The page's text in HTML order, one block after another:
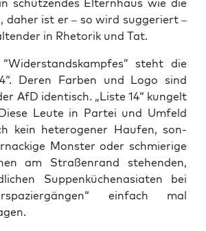
schüt­zen­des Eltern­haus wie die
daher ist er – so wird sug­ge­riert –
in Rhe­to­rik und Tat.
steht die
Deren Far­ben und Logo sind
AfD iden­tisch. „Lis­te 14“ kun­gelt
Leu­te in Par­tei und Umfeld
kein hete­ro­ge­ner Hau­fen, son­
Mons­ter oder schmie­ri­ge
am Stra­ßen­rand ste­hen­den,
Sup­pen­kü­chen­asia­ten bei
ein­fach mal